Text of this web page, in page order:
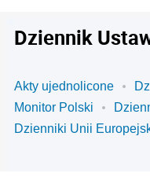
Dziennik
Akty ujednolicone
Monitor Polski
Dzienniki Unii